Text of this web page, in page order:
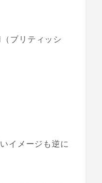
ブリティッシ
イメージも逆に